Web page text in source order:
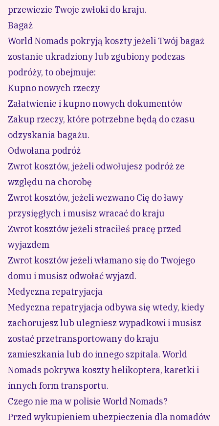
przewiezie Twoje zwłoki do kraju.
Bagaż
World Nomads pokryją koszty jeżeli Twój bagaż
zostanie ukradziony lub zgubiony podczas
podróży, to obejmuje:
Kupno nowych rzeczy
Załatwienie i kupno nowych dokumentów
Zakup rzeczy, które potrzebne będą do czasu
odzyskania bagażu.
Odwołana podróż
Zwrot kosztów, jeżeli odwołujesz podróż ze
względu na chorobę
Zwrot kosztów, jeżeli wezwano Cię do ławy
przysięgłych i musisz wracać do kraju
Zwrot kosztów jeżeli straciłeś pracę przed
wyjazdem
Zwrot kosztów jeżeli włamano się do Twojego
domu i musisz odwołać wyjazd.
Medyczna repatryjacja
Medyczna repatryjacja odbywa się wtedy, kiedy
zachorujesz lub ulegniesz wypadkowi i musisz
zostać przetransportowany do kraju
zamieszkania lub do innego szpitala. World
Nomads pokrywa koszty helikoptera, karetki i
innych form transportu.
Czego nie ma w polisie World Nomads?
Przed wykupieniem ubezpieczenia dla nomadów